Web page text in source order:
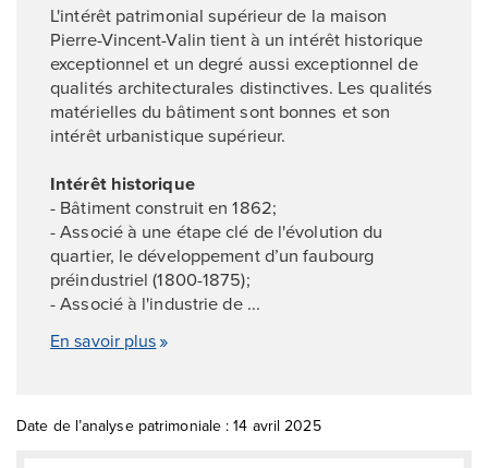
L'intérêt patrimonial supérieur de la maison
Pierre-Vincent-Valin tient à un intérêt historique
exceptionnel et un degré aussi exceptionnel de
qualités architecturales distinctives. Les qualités
matérielles du bâtiment sont bonnes et son
intérêt urbanistique supérieur.
Intérêt historique
- Bâtiment construit en 1862;
- Associé à une étape clé de l'évolution du
quartier, le développement d’un faubourg
préindustriel (1800-1875);
- Associé à l'industrie de ...
En savoir plus
Date de l’analyse patrimoniale : 14 avril 2025